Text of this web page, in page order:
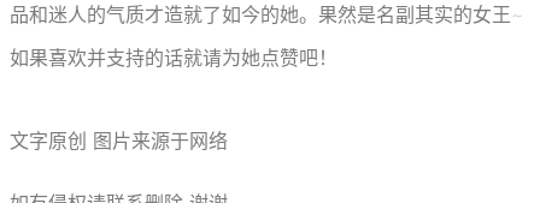
品和迷人的气质才造就了如今的她。果然是名副其实的女王~
如果喜欢并支持的话就请为她点赞吧！
文字原创 图片来源于网络